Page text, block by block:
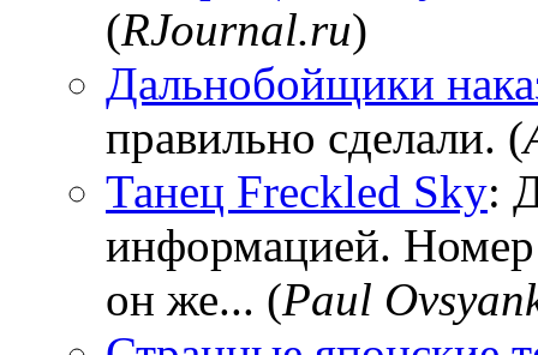
(RJournal.ru)
Дальнобойщики
правильно сделали. (
Танец Freckled Sky:
информацией.
он же... (Paul